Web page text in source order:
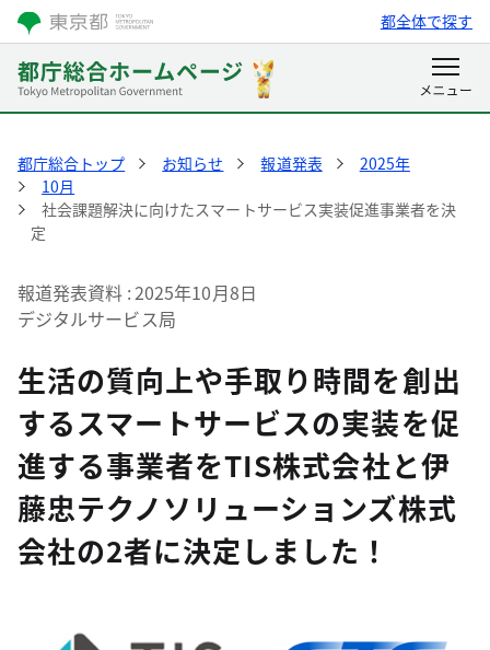
都全体で探す
都庁総合トップ お知らせ 報道発表
2025年
10月
社会課題解決に向けたスマートサービス実装促進事業者を決
定
報道発表資料 2025年10月8日
デジタルサービス局
生活の質向上や手取り時間を創出
するスマートサービスの実装を促
進する事業者をTIS株式会社と伊
藤忠テクノソリューションズ株式
会社の2者に決定しました！